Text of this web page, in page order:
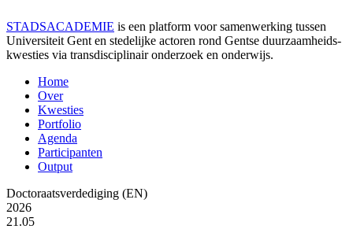
STADSACADEMIE is een platform voor samenwerking tussen
Universiteit Gent en stedelijke actoren rond Gentse duurzaamheids­
kwesties via transdisciplinair onderzoek en onderwijs.
Home
Over
Kwesties
Portfolio
Agenda
Participanten
Output
Doctoraatsverdediging (EN)
2026
21.05